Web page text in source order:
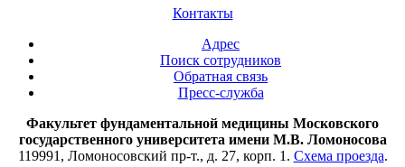
Контакты
Адрес
Поиск сотрудников
Обратная связь
Пресс-служба
Факультет фундаментальной медицины Московского
государственного университета имени М.В. Ломоносова
119991, Ломоносовский пр-т., д. 27, корп. 1. Схема проезда.